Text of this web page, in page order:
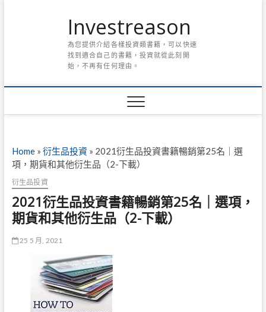
Investreason
為您提供介紹各樣投資類書籍，可以快速
找到適合自己的書籍，投資就從此刻開
始，不再有任何理由。
Home» 衍生品投資» 2021衍生品投資書籍暢銷第25名｜選
項，期貨和其他衍生品（2-下載）
衍生品投資
2021衍生品投資書籍暢銷第25名｜選項，
期貨和其他衍生品（2-下載）
25 5 月, 2021